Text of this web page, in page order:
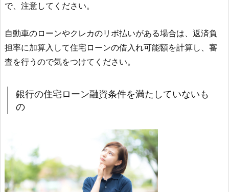
で、注意してください。
自動車のローンやクレカのリボ払いがある場合は、返済負
担率に加算入して住宅ローンの借入れ可能額を計算し、審
査を行うので気をつけてください。
銀行の住宅ローン融資条件を満たしていないも
の